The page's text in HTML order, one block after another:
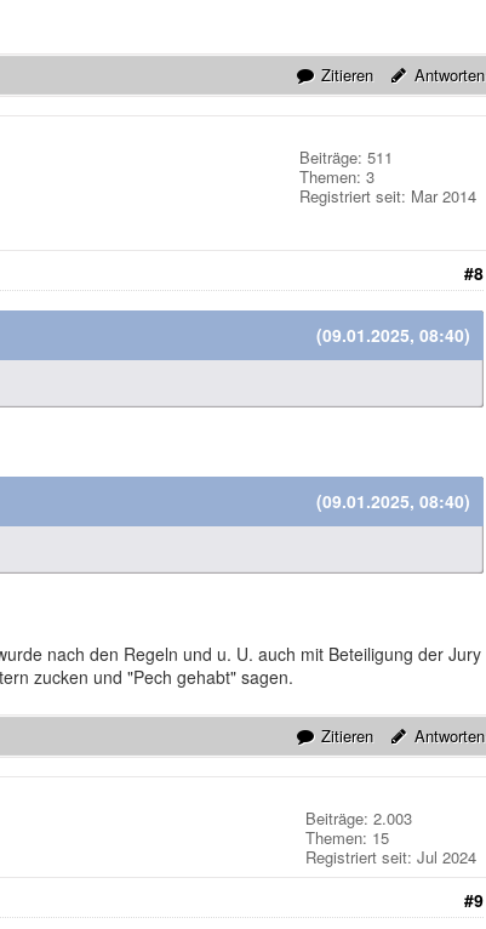
Zitieren Antworten
Beiträge: 511
Themen: 3
Registriert seit: Mar 2014
#8
(09.01.2025, 08:40)
(09.01.2025, 08:40)
nach den Regeln und u. U. auch mit Beteiligung der Jury
zucken und "Pech gehabt" sagen.
Zitieren Antworten
Beiträge: 2.003
Themen: 15
Registriert seit: Jul 2024
#9